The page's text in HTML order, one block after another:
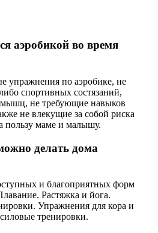
аэробикой во время
упражнения по аэробике, не
спортивных состязаний,
мышц, не требующие навыков
не влекущие за собой риска
пользу маме и малышу.
делать дома
и благоприятных форм
Растяжка и йога.
Упражнения для кора и
тренировки.